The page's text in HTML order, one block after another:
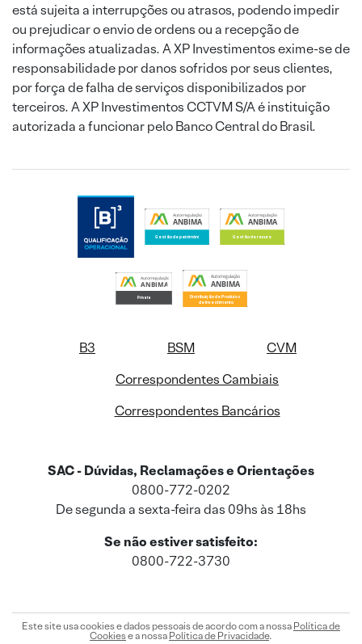
está sujeita a interrupções ou atrasos, podendo impedir
ou prejudicar o envio de ordens ou a recepção de
informações atualizadas. A XP Investimentos exime-se de
responsabilidade por danos sofridos por seus clientes,
por força de falha de serviços disponibilizados por
terceiros. A XP Investimentos CCTVM S/A é instituição
autorizada a funcionar pelo Banco Central do Brasil.
B3 BSM
CVM
Correspondentes Cambiais
Correspondentes Bancários
SAC - Dúvidas, Reclamações e Orientações
0800-772-0202
De segunda a sexta-feira das 09hs às 18hs
Se não estiver satisfeito:
0800-722-3730
Este site usa cookies e dados pessoais de acordo com a nossa Política de
Cookiese a nossa Política de Privacidade.